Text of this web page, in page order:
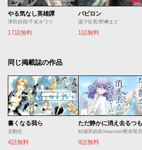
やる気なし英雄譚
津田彷徨/千嶌オワリ
17話無料
バビロン
瀧下信英/野﨑まど
1話無料
同じ掲載誌の作品
書くなる我ら
北駒生
4話無料
結城芙由奈/macoso/椎名咲月
9話無料